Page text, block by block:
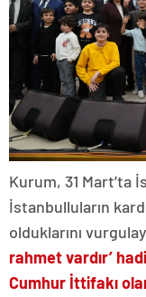
Kurum, 31 Mart’ta
İstanbulluların
olduklarını
rahmet vardır’
Cumhur İttifakı